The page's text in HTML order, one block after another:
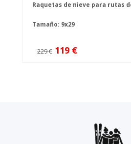
Raquetas de nieve para rutas
Tamaño: 9x29
229 € 119 €